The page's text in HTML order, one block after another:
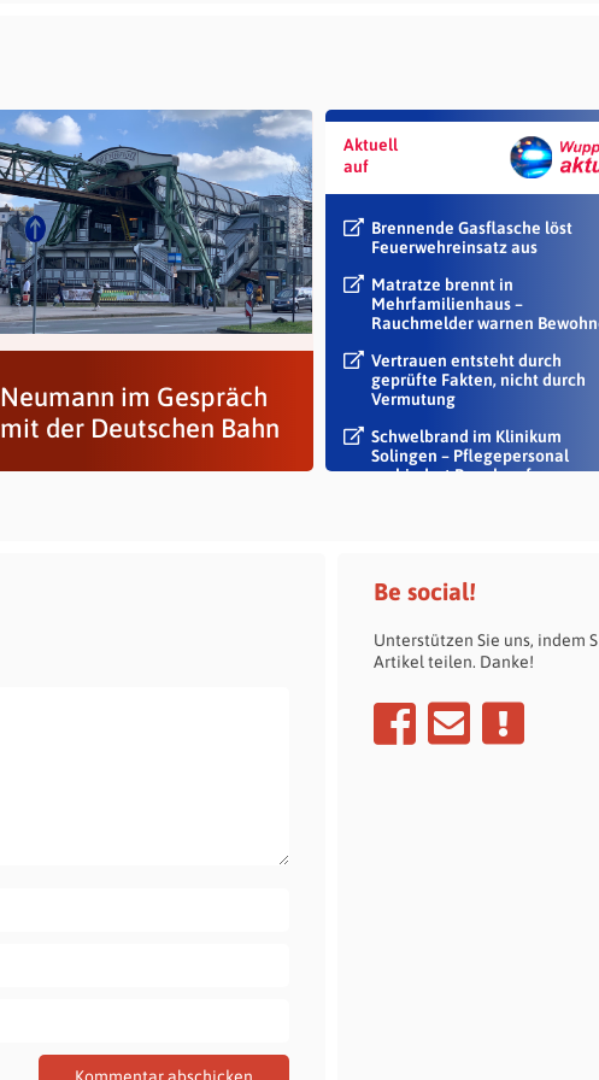
Neumann im Gespräch
mit der Deutschen Bahn
Aktuell
auf
Brennende Gasflasche löst
Feuerwehreinsatz aus
Matratze brennt in
Mehrfamilienhaus –
Rauchmelder warnen
Vertrauen entsteht durch
geprüfte Fakten, nicht durch
Vermutung
Schwelbrand im Klinikum
Solingen – Pflegepersonal
verhindert Rauch auf...
Be social!
Unterstützen Sie uns, indem
Artikel teilen. Danke!